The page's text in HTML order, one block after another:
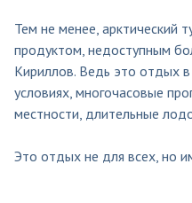
Тем не менее, арктический
продуктом, недоступным
Кириллов. Ведь это отдых
условиях, многочасовые
местности, длительные
Это отдых не для всех, но